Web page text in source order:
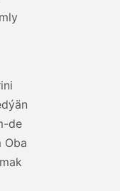
de
Oba